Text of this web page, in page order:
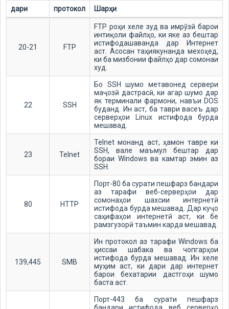
дари протокол Шарҳи
20-21 FTP
FTP роҳи хеле зуд ва имрӯзӣ барои
интиқоли файлҳо, ки яке аз бештар
истифодашаванда дар Интернет
аст. Асосан таҳиякунанда мехоҳед,
ки ба мизбонии файлҳо дар сомонаи
худ.
22 SSH
Бо SSH шумо метавонед сервери
маҷозӣ дастрасӣ, ки агар шумо дар
як терминали фармони, навъи DOS
буданд. Ин аст, ба таври васеъ дар
серверҳои Linux истифода бурда
мешавад.
23 Telnet
Telnet монанд аст, ҳамон тавре ки
SSH, вале маъмул бештар дар
бораи Windows ва камтар эмин аз
SSH.
80 HTTP
Порт-80 ба сурати пешфарз бандари
аз тарафи веб-серверҳои дар
сомонаҳои шахсии интернетӣ
истифода бурда мешавад. Дар куҷо
саҳифаҳои интернетӣ аст, ки бе
рамзгузорӣ таъмин карда мешавад.
139,445 SMB
Ин протокол аз тарафи Windows ба
ҳиссаи шабака ва чопгарҳои
истифода бурда мешавад. Ин хеле
муҳим аст, ки дари дар интернет
барои бехатарии дастгоҳи шумо
баста аст.
Порт-443 ба сурати пешфарз